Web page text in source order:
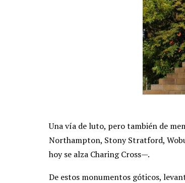
Una vía de luto, pero también de
Northampton, Stony Stratford,
hoy se alza Charing Cross—.
De estos monumentos góticos,